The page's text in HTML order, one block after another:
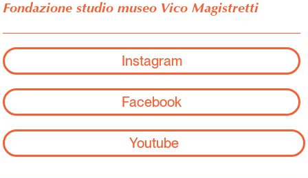
Fondazione studio museo Vico Magistretti
Instagram
Facebook
Youtube